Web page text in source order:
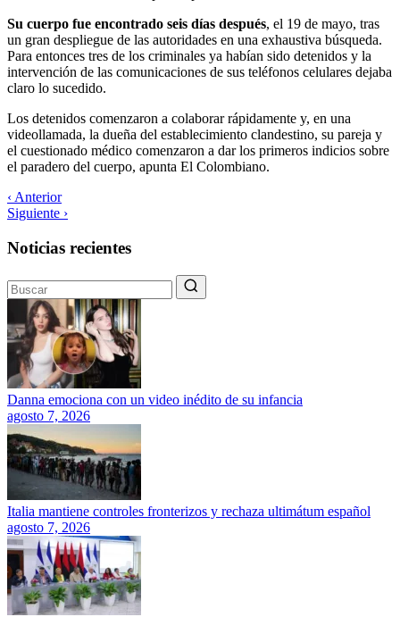
Su cuerpo fue encontrado seis días después, el 19 de mayo, tras
un gran despliegue de las autoridades en una exhaustiva búsqueda.
Para entonces tres de los criminales ya habían sido detenidos y la
intervención de las comunicaciones de sus teléfonos celulares dejaba
claro lo sucedido.
Los detenidos comenzaron a colaborar rápidamente y, en una
videollamada, la dueña del establecimiento clandestino, su pareja y
el cuestionado médico comenzaron a dar los primeros indicios sobre
el paradero del cuerpo, apunta El Colombiano.
‹ Anterior
Siguiente ›
Noticias recientes
Danna emociona con un video inédito de su infancia
agosto 7, 2026
Italia mantiene controles fronterizos y rechaza ultimátum español
agosto 7, 2026